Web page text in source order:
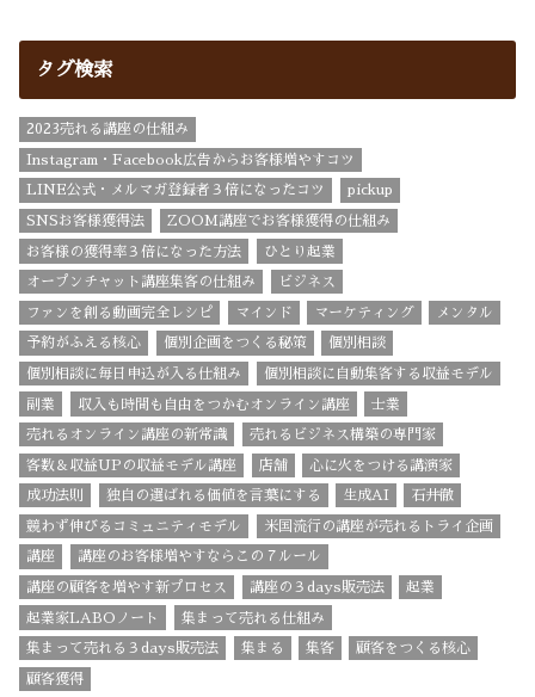
タグ検索
2023売れる講座の仕組み
Instagram・Facebook広告からお客様増やすコツ
LINE公式・メルマガ登録者３倍になったコツ pickup
SNSお客様獲得法 ZOOM講座でお客様獲得の仕組み
お客様の獲得率３倍になった方法 ひとり起業
オープンチャット講座集客の仕組み ビジネス
ファンを創る動画完全レシピ マインド マーケティング メンタル
予約がふえる核心 個別企画をつくる秘策 個別相談
個別相談に毎日申込が入る仕組み 個別相談に自動集客する収益モデル
副業 収入も時間も自由をつかむオンライン講座 士業
売れるオンライン講座の新常識 売れるビジネス構築の専門家
客数＆収益UPの収益モデル講座 店舗 心に火をつける講演家
成功法則 独自の選ばれる価値を言葉にする 生成AI 石井徹
競わず伸びるコミュニティモデル 米国流行の講座が売れるトライ企画
講座 講座のお客様増やすならこの７ルール
講座の顧客を増やす新プロセス 講座の３days販売法 起業
起業家LABOノート 集まって売れる仕組み
集まって売れる３days販売法 集まる 集客 顧客をつくる核心
顧客獲得